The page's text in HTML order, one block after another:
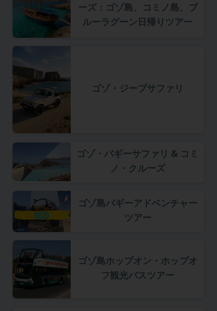
ーズ：ゴゾ島、コミノ島、ブ
ルーラグーン日帰りツアー
ゴゾ・ジープサファリ
ゴゾ・バギーサファリ & コミ
ノ・クルーズ
ゴゾ島バギーアドベンチャー
ツアー
ゴゾ島ホップオン・ホップオ
フ観光バスツアー